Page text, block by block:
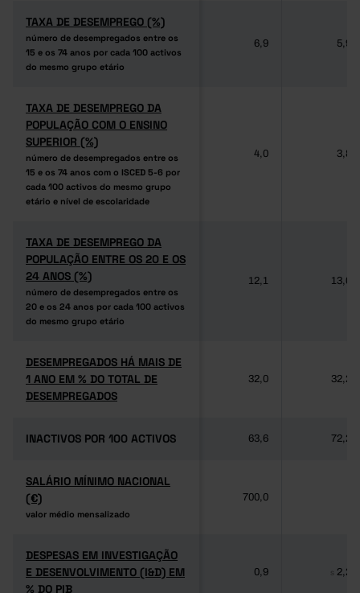
TAXA DE DESEMPREGO (%)
número de desempregados entre os
15 e os 74 anos por cada 100 activos
do mesmo grupo etário
TAXA DE DESEMPREGO (%)
número de desempregados entre os
15 e os 74 anos por cada 100 activos
do mesmo grupo etário
6,9 5,9
TAXA DE DESEMPREGO DA
POPULAÇÃO COM O ENSINO
SUPERIOR (%)
número de desempregados entre os
15 e os 74 anos com o ISCED 5-6 por
cada 100 activos do mesmo grupo
etário e nível de escolaridade
TAXA DE DESEMPREGO DA
POPULAÇÃO COM O ENSINO
SUPERIOR (%)
número de desempregados entre os
15 e os 74 anos com o ISCED 5-6 por
cada 100 activos do mesmo grupo
etário e nível de escolaridade
4,0 3,8
TAXA DE DESEMPREGO DA
POPULAÇÃO ENTRE OS 20 E OS
24 ANOS (%)
número de desempregados entre os
20 e os 24 anos por cada 100 activos
do mesmo grupo etário
TAXA DE DESEMPREGO DA
POPULAÇÃO ENTRE OS 20 E OS
24 ANOS (%)
número de desempregados entre os
20 e os 24 anos por cada 100 activos
do mesmo grupo etário
12,1 13,0
DESEMPREGADOS HÁ MAIS DE
1 ANO EM % DO TOTAL DE
DESEMPREGADOS
DESEMPREGADOS HÁ MAIS DE
1 ANO EM % DO TOTAL DE
DESEMPREGADOS
32,0 32,2
INACTIVOS POR 100 ACTIVOS
INACTIVOS POR 100 ACTIVOS 63,6 72,2
SALÁRIO MÍNIMO NACIONAL
(€)
valor médio mensalizado
SALÁRIO MÍNIMO NACIONAL
(€)
valor médio mensalizado
700,0
DESPESAS EM INVESTIGAÇÃO
E DESENVOLVIMENTO (I&D) EM
% DO PIB
DESPESAS EM INVESTIGAÇÃO
E DESENVOLVIMENTO (I&D) EM
% DO PIB
0,9 s 2,2